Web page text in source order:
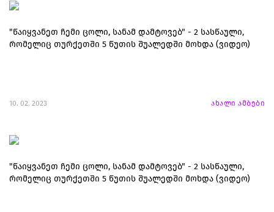
"წაიყვანეთ ჩემი ცოლი, სანამ დამტოვებ" - 2 სასწაული,
რომელიც თურქეთში 5 წუთის შუალედში მოხდა (ვიდეო)
10. 02. 2023 ახალი ამბები
"წაიყვანეთ ჩემი ცოლი, სანამ დამტოვებ" - 2 სასწაული,
რომელიც თურქეთში 5 წუთის შუალედში მოხდა (ვიდეო)